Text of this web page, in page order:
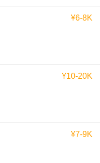
¥6-8K
¥10-20K
¥7-9K